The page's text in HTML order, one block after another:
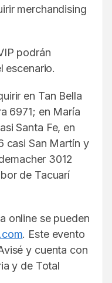
merchandising
podrán
escenario.
en Tan Bella
6971; en María
Santa Fe, en
casi San Martín y
3012
de Tacuarí
online se pueden
. Este evento
y cuenta con
y de Total